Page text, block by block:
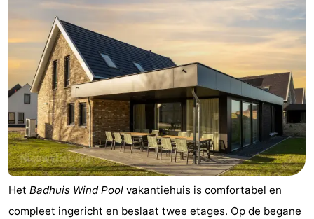
Het Badhuis Wind Pool vakantiehuis is comfortabel en
compleet ingericht en beslaat twee etages. Op de begane